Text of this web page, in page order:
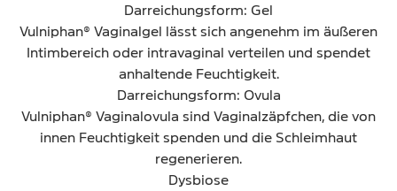
Darreichungsform: Gel
Vulniphan® Vaginalgel lässt sich angenehm im äußeren
Intimbereich oder intravaginal verteilen und spendet
anhaltende Feuchtigkeit.
Darreichungsform: Ovula
Vulniphan® Vaginalovula sind Vaginalzäpfchen, die von
innen Feuchtigkeit spenden und die Schleimhaut
regenerieren.
Dysbiose